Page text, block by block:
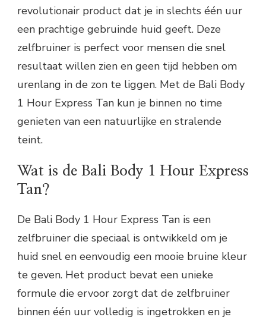
revolutionair product dat je in slechts één uur
een prachtige gebruinde huid geeft. Deze
zelfbruiner is perfect voor mensen die snel
resultaat willen zien en geen tijd hebben om
urenlang in de zon te liggen. Met de Bali Body
1 Hour Express Tan kun je binnen no time
genieten van een natuurlijke en stralende
teint.
Wat is de Bali Body 1 Hour Express
Tan?
De Bali Body 1 Hour Express Tan is een
zelfbruiner die speciaal is ontwikkeld om je
huid snel en eenvoudig een mooie bruine kleur
te geven. Het product bevat een unieke
formule die ervoor zorgt dat de zelfbruiner
binnen één uur volledig is ingetrokken en je